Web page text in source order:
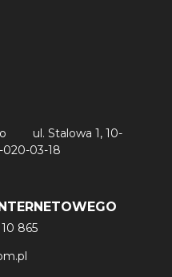
ul. Stalowa 1, 10-
020-03-18
865